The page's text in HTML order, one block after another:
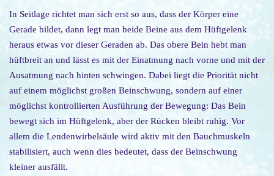
a
t
In Seitlage richtet man sich erst so aus, dass der Körper eine
Gerade bildet, dann legt man beide Beine aus dem Hüftgelenk
heraus etwas vor dieser Geraden ab. Das obere Bein hebt man
hüftbreit an und lässt es mit der Einatmung nach vorne und mit der
Ausatmung nach hinten schwingen. Dabei liegt die Priorität nicht
auf einem möglichst großen Beinschwung, sondern auf einer
möglichst kontrollierten Ausführung der Bewegung: Das Bein
bewegt sich im Hüftgelenk, aber der Rücken bleibt ruhig. Vor
allem die Lendenwirbelsäule wird aktiv mit den Bauchmuskeln
stabilisiert, auch wenn dies bedeutet, dass der Beinschwung
kleiner ausfällt.